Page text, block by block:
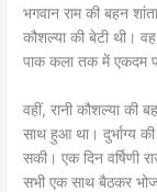
भगवान राम की बहन
कौशल्या की बेटी थी।
पाक कला तक में एकदम
वहीं, रानी कौशल्या की
साथ हुआ था। दुर्भाग्य
सकी। एक दिन वर्षिणी
सभी एक साथ बैठकर